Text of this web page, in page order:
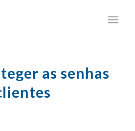
as senhas